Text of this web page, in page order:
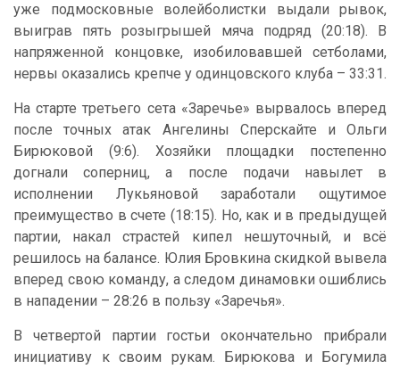
уже подмосковные волейболистки выдали рывок,
выиграв пять розыгрышей мяча подряд (20:18). В
напряженной концовке, изобиловавшей сетболами,
нервы оказались крепче у одинцовского клуба – 33:31.
На старте третьего сета «Заречье» вырвалось вперед
после точных атак Ангелины Сперскайте и Ольги
Бирюковой (9:6). Хозяйки площадки постепенно
догнали соперниц, а после подачи навылет в
исполнении Лукьяновой заработали ощутимое
преимущество в счете (18:15). Но, как и в предыдущей
партии, накал страстей кипел нешуточный, и всё
решилось на балансе. Юлия Бровкина скидкой вывела
вперед свою команду, а следом динамовки ошиблись
в нападении – 28:26 в пользу «Заречья».
В четвертой партии гостьи окончательно прибрали
инициативу к своим рукам. Бирюкова и Богумила